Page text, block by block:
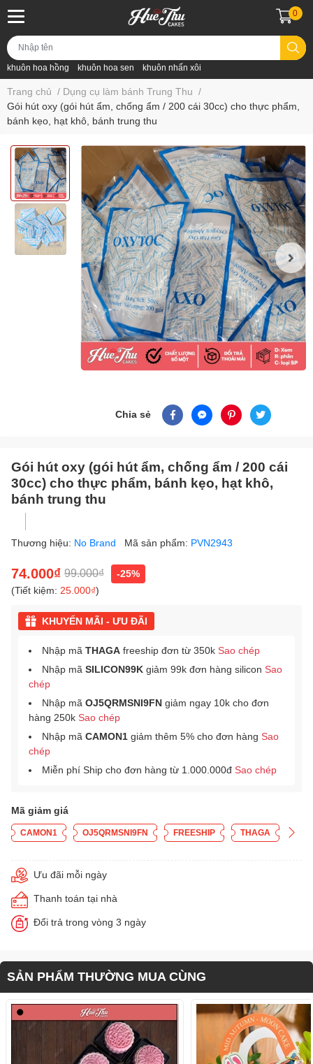
khuôn hoa hồng khuôn hoa sen khuôn nhấn xôi
0
Trang chủ / Dụng cụ làm bánh Trung Thu /
Gói hút oxy (gói hút ẩm, chống ẩm / 200 cái 30cc) cho thực phẩm,
bánh kẹo, hạt khô, bánh trung thu
Chia sẻ
Gói hút oxy (gói hút ẩm, chống ẩm / 200 cái
30cc) cho thực phẩm, bánh kẹo, hạt khô,
bánh trung thu
Thương hiệu: No Brand Mã sản phẩm: PVN2943
74.000₫ 99.000₫
-25%
(Tiết kiệm: 25.000₫)
KHUYẾN MÃI - ƯU ĐÃI
Nhập mã THAGA freeship đơn từ 350k Sao chép
Nhập mã SILICON99K giảm 99k đơn hàng silicon Sao
chép
Nhập mã OJ5QRMSNI9FN giảm ngay 10k cho đơn
hàng 250k Sao chép
Nhập mã CAMON1 giảm thêm 5% cho đơn hàng Sao
chép
Miễn phí Ship cho đơn hàng từ 1.000.000đ Sao chép
Mã giảm giá
CAMON1 OJ5QRMSNI9FN FREESHIP THAGA
Ưu đãi mỗi ngày
Thanh toán tại nhà
Đổi trả trong vòng 3 ngày
SẢN PHẨM THƯỜNG MUA CÙNG